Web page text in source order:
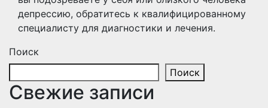
депрессию, обратитесь к квалифицированному
специалисту для диагностики и лечения.
Поиск
Поиск
Свежие записи